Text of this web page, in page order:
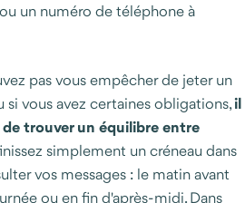
un numéro de téléphone à
pas vous empêcher de jeter un
vous avez certaines obligations,il
trouver un équilibre entre
simplement un créneau dans
vos messages : le matin avant
ou en fin d'après-midi. Dans